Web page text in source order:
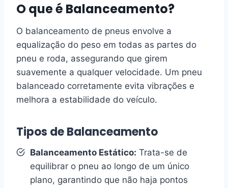
O que é Balanceamento?
O balanceamento de pneus envolve a
equalização do peso em todas as partes do
pneu e roda, assegurando que girem
suavemente a qualquer velocidade. Um pneu
balanceado corretamente evita vibrações e
melhora a estabilidade do veículo.
Tipos de Balanceamento
Balanceamento Estático: Trata-se de
equilibrar o pneu ao longo de um único
plano, garantindo que não haja pontos